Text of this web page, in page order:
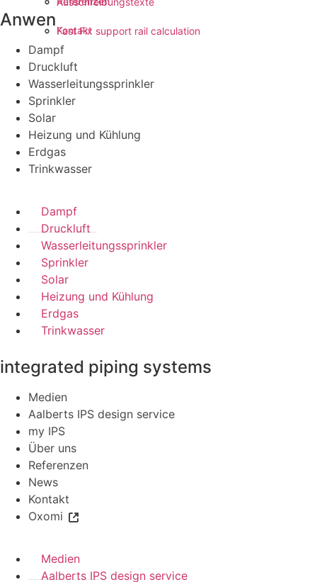
Fast Fix support rail calculation
Kontakt
Anwendungen
Dampf
Druckluft
Wasserleitungssprinkler
Sprinkler
Solar
Heizung und Kühlung
Erdgas
Trinkwasser
Dampf
Druckluft
Wasserleitungssprinkler
Sprinkler
Solar
Heizung und Kühlung
Erdgas
Trinkwasser
integrated piping systems
Medien
Aalberts IPS design service
my IPS
Über uns
Referenzen
News
Kontakt
Oxomi
Medien
Aalberts IPS design service